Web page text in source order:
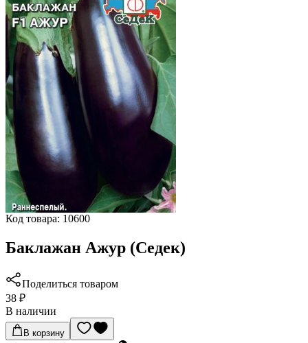
Код товара: 10600
Баклажан Ажур (Седек)
Поделиться товаром
38 ₽
В наличии
В корзину